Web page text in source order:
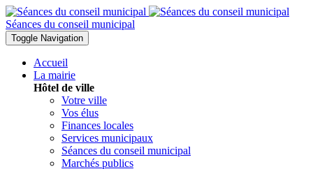
Séances du conseil municipal
Toggle Navigation
Accueil
La mairie
Hôtel de ville
Votre ville
Vos élus
Finances locales
Services municipaux
Séances du conseil municipal
Marchés publics